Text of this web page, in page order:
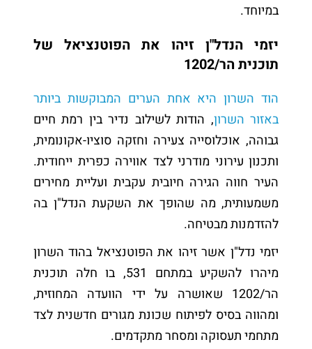
במיוחד.
יזמי הנדל"ן זיהו את הפוטנציאל של
תוכנית הר/1202
הוד השרון היא אחת הערים המבוקשות ביותר
באזור השרון, הודות לשילוב נדיר בין רמת חיים
גבוהה, אוכלוסייה צעירה וחזקה סוציו-אקונומית,
ותכנון עירוני מודרני לצד אווירה כפרית ייחודית.
העיר חווה הגירה חיובית עקבית ועליית מחירים
משמעותית, מה שהופך את השקעת הנדל"ן בה
להזדמנות מבטיחה.
יזמי נדל"ן אשר זיהו את הפוטנציאל בהוד השרון
מיהרו להשקיע במתחם 531, בו חלה תוכנית
הר/1202 שאושרה על ידי הוועדה המחוזית,
ומהווה בסיס לפיתוח שכונת מגורים חדשנית לצד
מתחמי תעסוקה ומסחר מתקדמים.